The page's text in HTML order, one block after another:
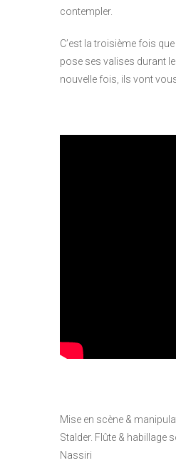
contempler.
C’est la troisième fois
pose ses valises durant
nouvelle fois, ils vont
Mise en scène &
Stalder. Flûte & habillage
Nassiri